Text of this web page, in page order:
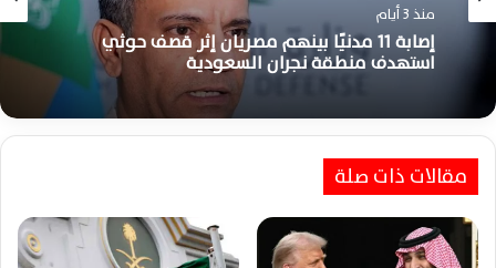
منذ 3 أيام
إصابة 11 مدنيًا بينهم مصريان إثر قصف حوثي
استهدف منطقة نجران السعودية
مقالات ذات صلة